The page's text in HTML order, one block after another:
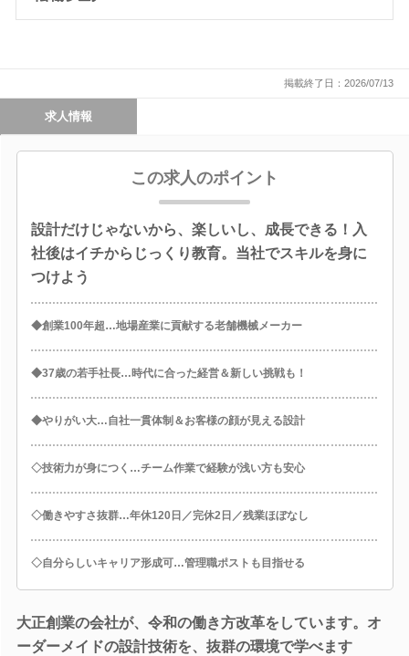
掲載終了日：2026/07/13
求人情報
この求人のポイント
設計だけじゃないから、楽しいし、成長できる！入
社後はイチからじっくり教育。当社でスキルを身に
つけよう
◆創業100年超…地場産業に貢献する老舗機械メーカー
◆37歳の若手社長…時代に合った経営＆新しい挑戦も！
◆やりがい大…自社一貫体制＆お客様の顔が見える設計
◇技術力が身につく…チーム作業で経験が浅い方も安心
◇働きやすさ抜群…年休120日／完休2日／残業ほぼなし
◇自分らしいキャリア形成可…管理職ポストも目指せる
大正創業の会社が、令和の働き方改革をしています。オ
ーダーメイドの設計技術を、抜群の環境で学べます